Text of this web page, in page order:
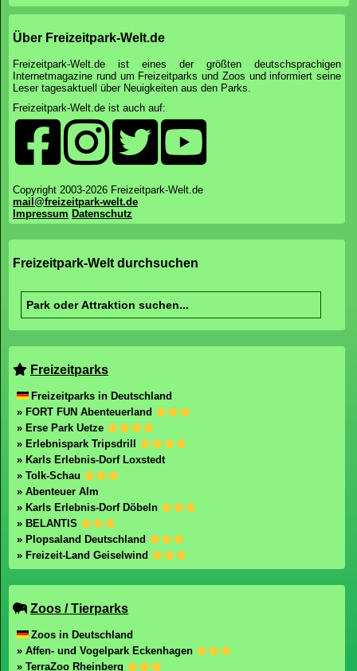
Über Freizeitpark-Welt.de
Freizeitpark-Welt.de ist eines der größten deutschsprachigen
Internetmagazine rund um Freizeitparks und Zoos und informiert seine
Leser tagesaktuell über Neuigkeiten aus den Parks.
Freizeitpark-Welt.de ist auch auf:
Copyright 2003-2026 Freizeitpark-Welt.de
mail@freizeitpark-welt.de
Impressum Datenschutz
Freizeitpark-Welt durchsuchen
Freizeitparks
Freizeitparks in Deutschland
» FORT FUN Abenteuerland
» Erse Park Uetze
» Erlebnispark Tripsdrill
» Karls Erlebnis-Dorf Loxstedt
» Tolk-Schau
» Abenteuer Alm
» Karls Erlebnis-Dorf Döbeln
» BELANTIS
» Plopsaland Deutschland
» Freizeit-Land Geiselwind
Zoos / Tierparks
Zoos in Deutschland
» Affen- und Vogelpark Eckenhagen
» TerraZoo Rheinberg